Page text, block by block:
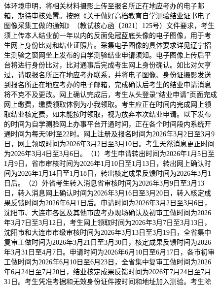
体环境申明，将相关材料摄影上传至报名所正在地应考办的电子邮
箱，期待审核处置。按照《关于做好高档教育自学测验结业证书电子
图像采集工做的通知》（教试核心函〔2021〕125号）文件要求，考生
须上传本人结业前一年以内的反面免冠蓝底头像的电子图像，用于考
生网上身份比对和结业证照片。采集电子图像的具体要求详见辽宁招
生测验之窗网坐上发布的自学测验结业申请须知。电子图像上传后平
台将进行身份比对，比对通事后完成考生网上身份确认。如比对欠亨
过，请取报名所正在地应考办联系，并将电子图像、身份证摄影发送
到报名所正在地应考办的电子邮箱，完成确认后考生的结业申请消息
将不克不及更改。网上确认完成后，考生从头登录“结业申请”页面完成
网上缴费，缴费领取体例为小我领取。考生应正在时间内完成网上领
取结业核定费，如未能按时领取，视为放弃本次结业申请。以下发布
的时间为自学测验网上办事平台开通时间，正在各个时间段内系统开
通时间为每天9时至22时。网上注册及报名时间为2026年3月2日至3月9
日，网上领取时间为2026年3月2日至3月10日。考生天然消息更正时间
为2026年3月4日至3月6日。（1）考生申请转出时间为2026年1月5日至
1月9日，省市审核时间为2026年1月10日至1月13日，转出网上确认时
间为2026年1月14日至1月18日，转出核定成果反馈时间为2026年3月1
日后。（2）外省考生转入消息省审核时间为2026年3月9日至3月13
日，转入消息网上确认时间为2026年3月16日至3月20日，转入核定成
果反馈时间为2026年6月1日后。申请时间为2026年3月2日至3月6日，
沈阳市、大连市各区及其他市应考办现场确认及初审工做时间为2026
年3月7日至3月12日，考生网上领取时间为2026年3月7日至3月13日，
沈阳市和大连市市级审核时间为2026年3月13日至3月19日，全省集中
复审工做时间为2026年3月21日至3月30日，核定成果反馈时间为2026
年3月31日至4月7日。申请时间为2026年6月10日至6月17日，各市初审
工做时间为2026年6月10日至6月23日，全省集中复审工做时间为2026
年6月24日至7月20日，结业核定成果反馈时间为2026年7月24日至7月
31日。考生凭准考据和无效身份证件按时间和地址加入测验。考生除